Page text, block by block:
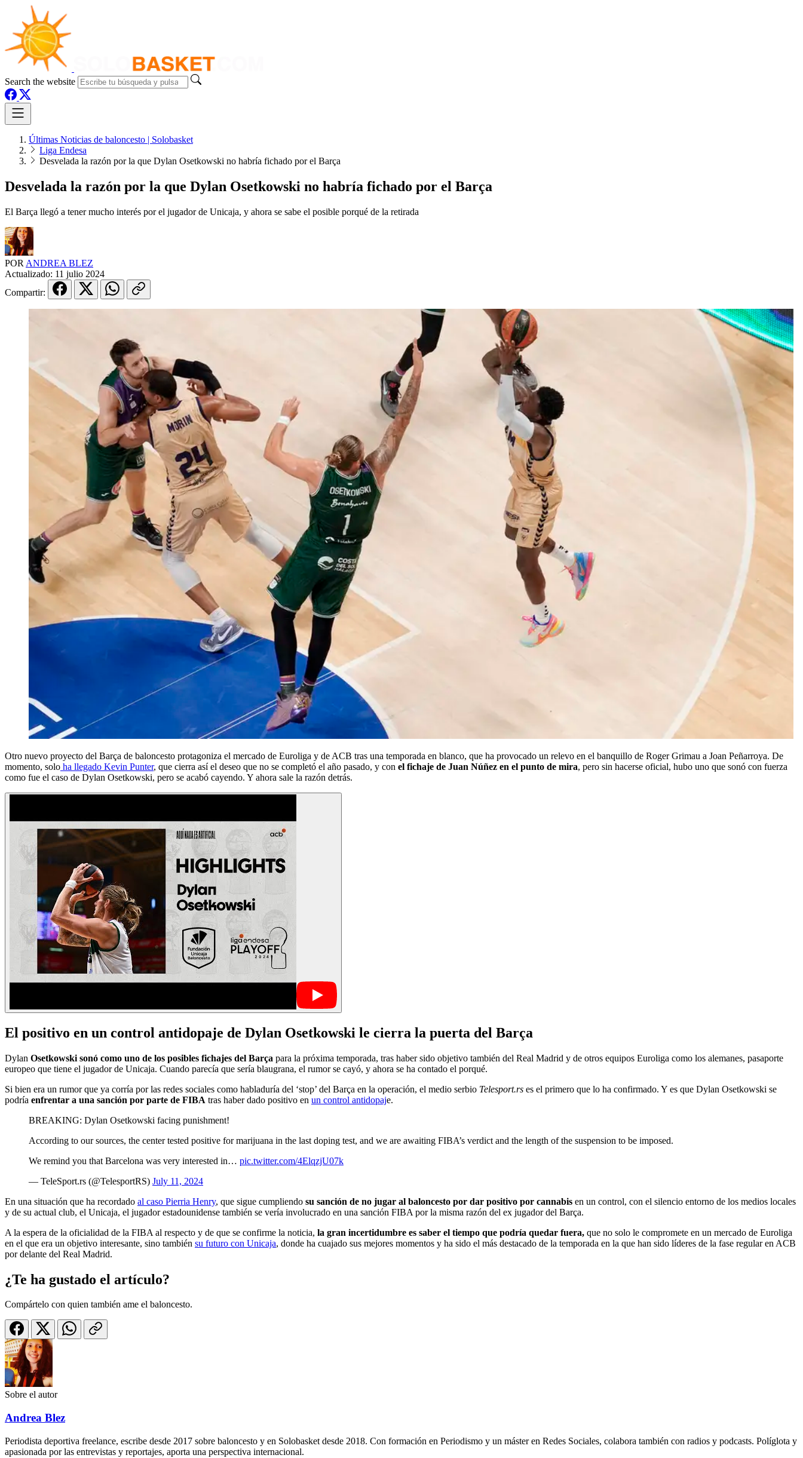
Search the website
Últimas Noticias de baloncesto | Solobasket
Liga Endesa
Desvelada la razón por la que Dylan Osetkowski no habría fichado por el Barça
Desvelada la razón por la que Dylan Osetkowski no habría fichado por el Barça
El Barça llegó a tener mucho interés por el jugador de Unicaja, y ahora se sabe el posible porqué de la retirada
POR ANDREA BLEZ
Actualizado: 11 julio 2024
Compartir:
Otro nuevo proyecto del Barça de baloncesto protagoniza el mercado de Euroliga y de ACB tras una temporada en blanco, que ha provocado un relevo en el banquillo de Roger Grimau a Joan Peñarroya. De
momento, solo ha llegado Kevin Punter, que cierra así el deseo que no se completó el año pasado, y con el fichaje de Juan Núñez en el punto de mira, pero sin hacerse oficial, hubo uno que sonó con fuerza
como fue el caso de Dylan Osetkowski, pero se acabó cayendo. Y ahora sale la razón detrás.
El positivo en un control antidopaje de Dylan Osetkowski le cierra la puerta del Barça
Dylan Osetkowski sonó como uno de los posibles fichajes del Barça para la próxima temporada, tras haber sido objetivo también del Real Madrid y de otros equipos Euroliga como los alemanes, pasaporte
europeo que tiene el jugador de Unicaja. Cuando parecía que sería blaugrana, el rumor se cayó, y ahora se ha contado el porqué.
Si bien era un rumor que ya corría por las redes sociales como habladuría del ‘stop’ del Barça en la operación, el medio serbio Telesport.rs es el primero que lo ha confirmado. Y es que Dylan Osetkowski se
podría enfrentar a una sanción por parte de FIBA tras haber dado positivo en un control antidopaje.
BREAKING: Dylan Osetkowski facing punishment!
According to our sources, the center tested positive for marijuana in the last doping test, and we are awaiting FIBA’s verdict and the length of the suspension to be imposed.
We remind you that Barcelona was very interested in… pic.twitter.com/4ElqzjU07k
— TeleSport.rs (@TelesportRS) July 11, 2024
En una situación que ha recordado al caso Pierria Henry, que sigue cumpliendo su sanción de no jugar al baloncesto por dar positivo por cannabis en un control, con el silencio entorno de los medios locales
y de su actual club, el Unicaja, el jugador estadounidense también se vería involucrado en una sanción FIBA por la misma razón del ex jugador del Barça.
A la espera de la oficialidad de la FIBA al respecto y de que se confirme la noticia, la gran incertidumbre es saber el tiempo que podría quedar fuera, que no solo le compromete en un mercado de Euroliga
en el que era un objetivo interesante, sino también su futuro con Unicaja, donde ha cuajado sus mejores momentos y ha sido el más destacado de la temporada en la que han sido líderes de la fase regular en ACB
por delante del Real Madrid.
¿Te ha gustado el artículo?
Compártelo con quien también ame el baloncesto.
Sobre el autor
Andrea Blez
Periodista deportiva freelance, escribe desde 2017 sobre baloncesto y en Solobasket desde 2018. Con formación en Periodismo y un máster en Redes Sociales, colabora también con radios y podcasts. Políglota y
apasionada por las entrevistas y reportajes, aporta una perspectiva internacional.